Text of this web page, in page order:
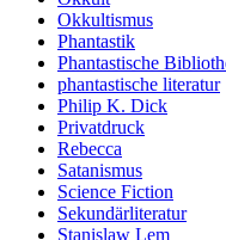
Okkultismus
Phantastik
Phantastische
phantastische literatur
Philip K. Dick
Privatdruck
Rebecca
Satanismus
Science Fiction
Sekundärliteratur
Stanislaw Lem